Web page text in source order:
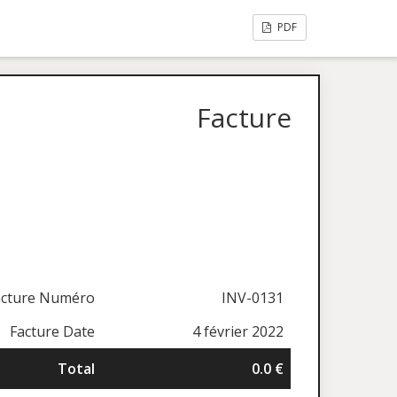
PDF
Facture
Numéro
INV-0131
Facture Date
4 février 2022
Total
0.0 €